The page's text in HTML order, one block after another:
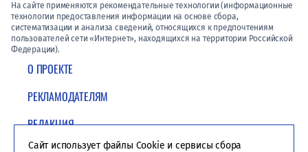
О ПРОЕКТЕ
РЕКЛАМОДАТЕЛЯМ
РЕДАКЦИЯ
На сайте применяются рекомендательные технологии (информационные
технологии предоставления информации на основе сбора,
систематизации и анализа сведений, относящихся к предпочтениям
пользователей сети «Интернет», находящихся на территории Российской
Федерации).
Сайт использует файлы Cookie и сервисы сбора